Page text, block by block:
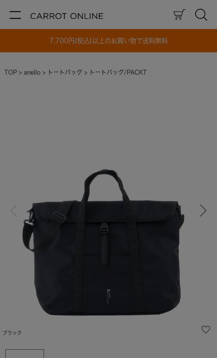
7,700円(税込)以上のお買い物で送料無料
TOP anello トートバッグ トートバッグ/PACKT
ブラック